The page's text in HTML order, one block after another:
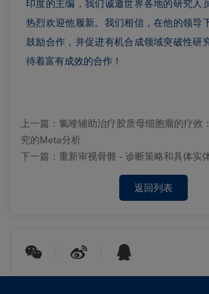
印度的主编，我们诚邀世界各地的研究人
热烈欢迎他履新。我们相信，在他的领导
鼓励合作，并促进有机合成领域突破性研
待着富有成效的合作！
上一篇： 氯喹辅助治疗胶质母细胞瘤的疗效
究的Meta分析
下一篇： 重新审视骨骼 - 诊断策略和具体实
返回列表